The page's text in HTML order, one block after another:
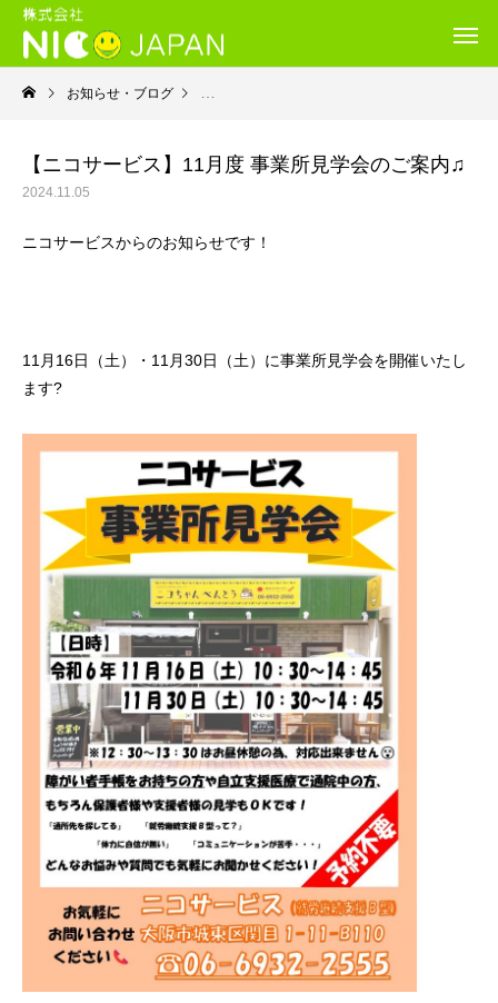
お知らせ・ブログ お知らせ
【ニコサービス】11月度 事業所見学会のご案内♫
2024.11.05
ニコサービスからのお知らせです！
11月16日（土）・11月30日（土）に事業所見学会を開催いたし
ます?